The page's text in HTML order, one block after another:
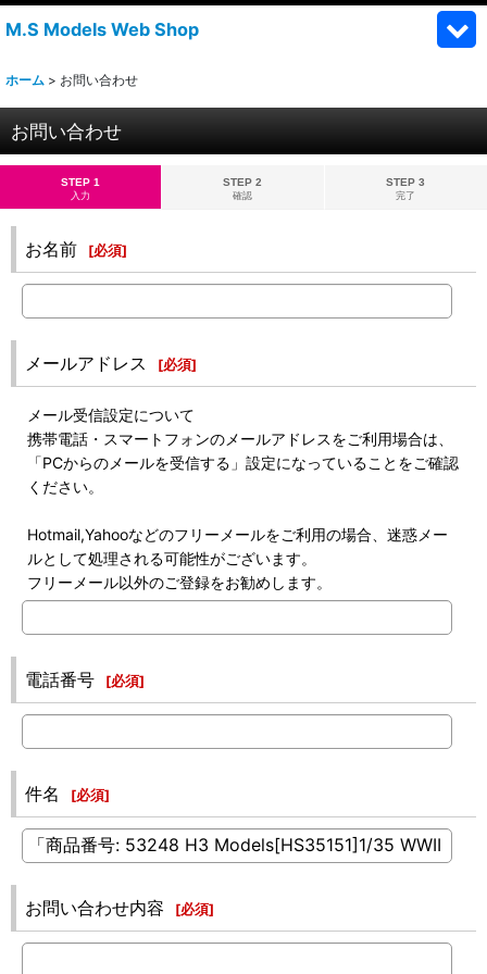
M.S Models Web Shop
ホーム > お問い合わせ
お問い合わせ
STEP 1
入力
STEP 2
確認
STEP 3
完了
お名前 [必須]
メールアドレス [必須]
メール受信設定について
携帯電話・スマートフォンのメールアドレスをご利用場合は、
「PCからのメールを受信する」設定になっていることをご確認
ください。
Hotmail,Yahooなどのフリーメールをご利用の場合、迷惑メー
ルとして処理される可能性がございます。
フリーメール以外のご登録をお勧めします。
電話番号 [必須]
件名 [必須]
お問い合わせ内容 [必須]